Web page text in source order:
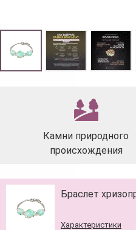
Камни природного
происхождения
Браслет
Характеристики